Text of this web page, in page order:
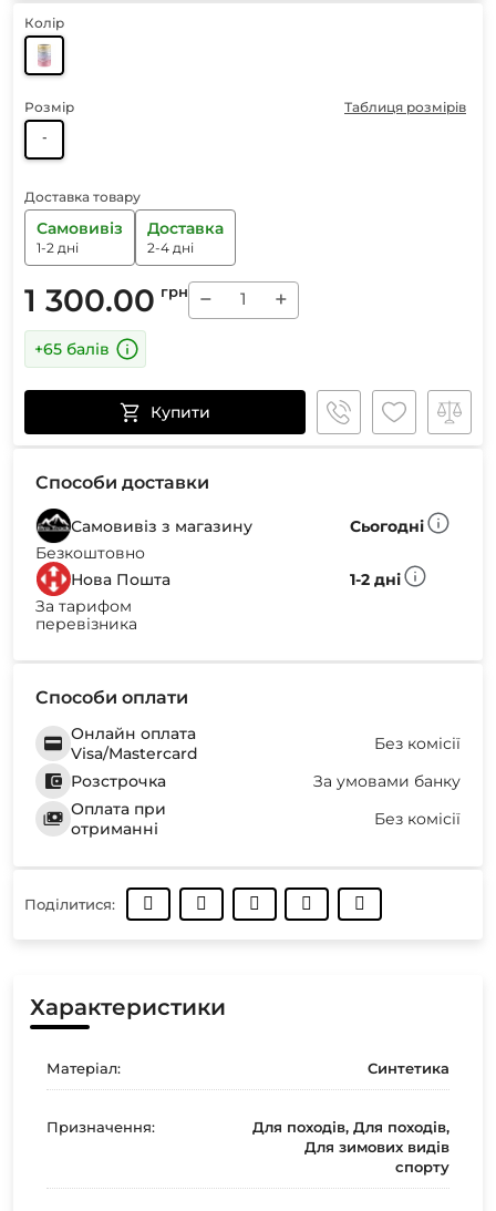
Колір
Розмір
Таблиця розмірів
-
Доставка товару
Самовивіз
1-2 дні
Доставка
2-4 дні
1 300.00 грн − +
+65 балів
Купити
Способи доставки
Самовивіз з магазину
Сьогодні
Безкоштовно
Нова Пошта
1-2 дні
За тарифом
перевізника
Способи оплати
Онлайн оплата
Visa/Mastercard
Без комісії
Розстрочка
За умовами банку
Оплата при
отриманні
Без комісії
Поділитися:
Характеристики
Матеріал: Синтетика
Призначення:
Для походів, Для походів,
Для зимових видів
спорту